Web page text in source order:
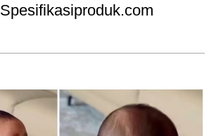
Spesifikasiproduk.com